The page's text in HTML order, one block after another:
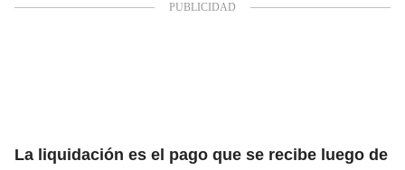
La liquidación es el pago que se recibe luego de